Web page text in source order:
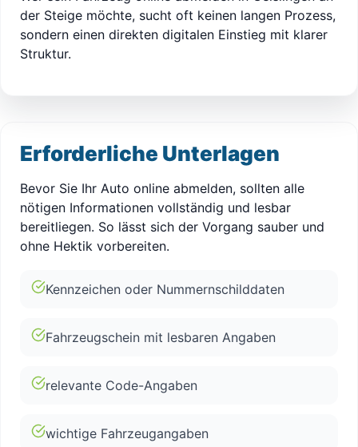
der Steige möchte, sucht oft keinen langen Prozess,
sondern einen direkten digitalen Einstieg mit klarer
Struktur.
Erforderliche Unterlagen
Bevor Sie Ihr Auto online abmelden, sollten alle
nötigen Informationen vollständig und lesbar
bereitliegen. So lässt sich der Vorgang sauber und
ohne Hektik vorbereiten.
Kennzeichen oder Nummernschilddaten
Fahrzeugschein mit lesbaren Angaben
relevante Code-Angaben
wichtige Fahrzeugangaben